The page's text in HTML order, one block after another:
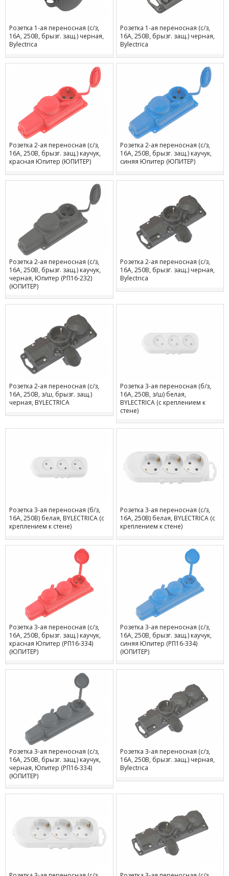
Розетка 1-ая переносная (с/з,
16А, 250В, брызг. защ.) черная,
Bylectrica
Розетка 1-ая переносная (с/з,
16А, 250В, брызг. защ.) черная,
Bylectrica
Розетка 2-ая переносная (с/з,
16А, 250В, брызг. защ.) каучук,
красная Юпитер (ЮПИТЕР)
Розетка 2-ая переносная (с/з,
16А, 250В, брызг. защ.) каучук,
синяя Юпитер (ЮПИТЕР)
Розетка 2-ая переносная (с/з,
16А, 250В, брызг. защ.) каучук,
черная, Юпитер (РП16-232)
(ЮПИТЕР)
Розетка 2-ая переносная (с/з,
16А, 250В, брызг. защ.) черная,
Bylectrica
Розетка 2-ая переносная (с/з,
16А, 250В, з/ш, брызг. защ.)
черная, BYLECTRICA
Розетка 3-ая переносная (б/з,
16А, 250В, з/ш) белая,
BYLECTRICA (с креплением к
стене)
Розетка 3-ая переносная (б/з,
16А, 250В) белая, BYLECTRICA (с
креплением к стене)
Розетка 3-ая переносная (с/з,
16А, 250В) белая, BYLECTRICA (с
креплением к стене)
Розетка 3-ая переносная (с/з,
16А, 250В, брызг. защ.) каучук,
красная Юпитер (РП16-334)
(ЮПИТЕР)
Розетка 3-ая переносная (с/з,
16А, 250В, брызг. защ.) каучук,
синяя Юпитер (РП16-334)
(ЮПИТЕР)
Розетка 3-ая переносная (с/з,
16А, 250В, брызг. защ.) каучук,
черная, Юпитер (РП16-334)
(ЮПИТЕР)
Розетка 3-ая переносная (с/з,
16А, 250В, брызг. защ.) черная,
Bylectrica